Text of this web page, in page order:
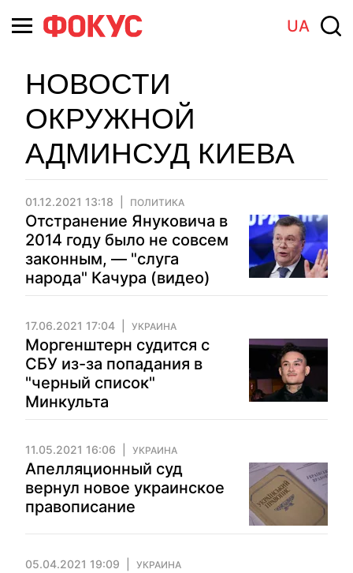
UA
НОВОСТИ
ОКРУЖНОЙ
АДМИНСУД КИЕВА
01.12.2021 13:18 ПОЛИТИКА
Отстранение Януковича в
2014 году было не совсем
законным, — "слуга
народа" Качура (видео)
17.06.2021 17:04 УКРАИНА
Моргенштерн судится с
СБУ из-за попадания в
"черный список"
Минкульта
11.05.2021 16:06 УКРАИНА
Апелляционный суд
вернул новое украинское
правописание
05.04.2021 19:09 УКРАИНА